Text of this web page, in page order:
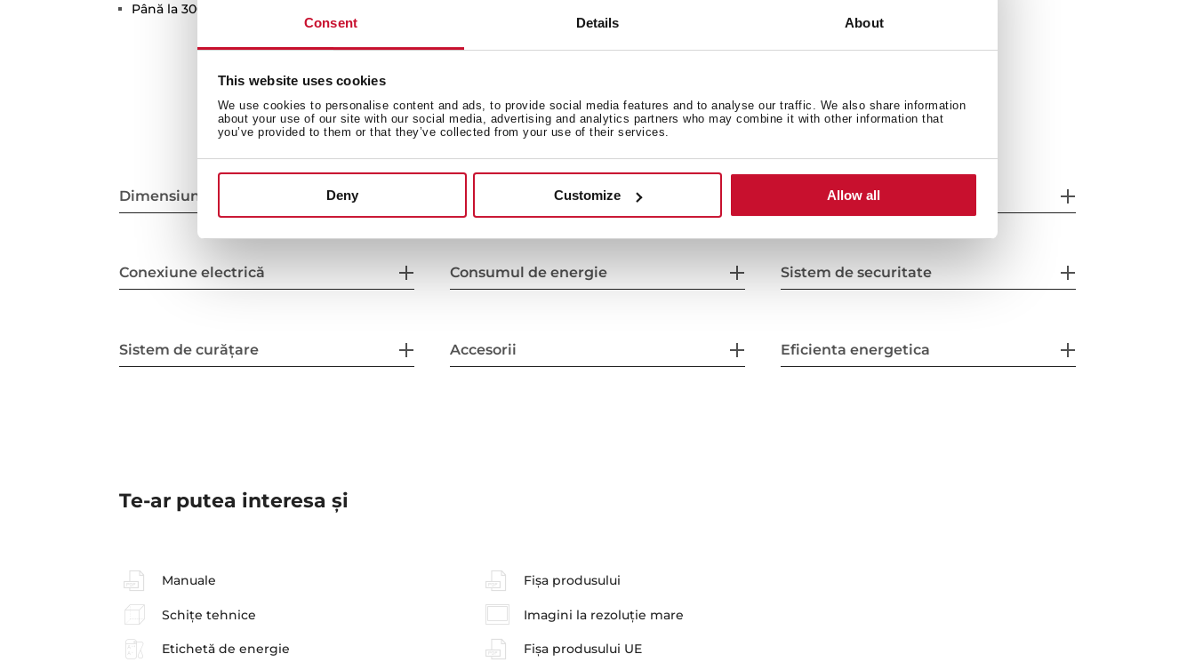
Consent Details About
This website uses cookies
We use cookies to personalise content and ads, to provide social media features and to analyse our traffic. We also share information
about your use of our site with our social media, advertising and analytics partners who may combine it with other information that
you’ve provided to them or that they’ve collected from your use of their services.
Deny Customize Allow all
Până la 300°C temperatură de preparare
Dimensiuni interioare Dimensiuni exterioare Caracteristici particulare
Conexiune electrică Consumul de energie Sistem de securitate
Sistem de curățare Accesorii Eficienta energetica
Te-ar putea interesa şi
Manuale Fișa produsului
Schițe tehnice Imagini la rezoluție mare
Etichetă de energie Fișa produsului UE